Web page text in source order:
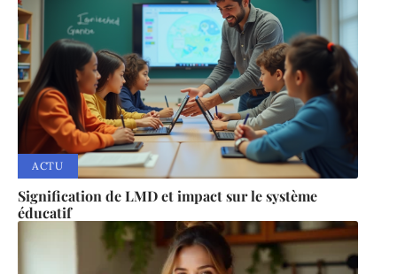
ACTU
Signification de LMD et impact sur le système
éducatif